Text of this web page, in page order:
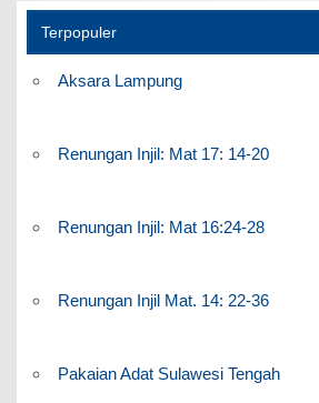
Terpopuler
Aksara Lampung
Renungan Injil: Mat 17: 14-20
Renungan Injil: Mat 16:24-28
Renungan Injil Mat. 14: 22-36
Pakaian Adat Sulawesi Tengah